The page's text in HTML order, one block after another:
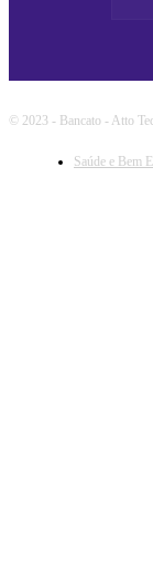
© 2023 - Bancato - Atto
Saúde e Bem